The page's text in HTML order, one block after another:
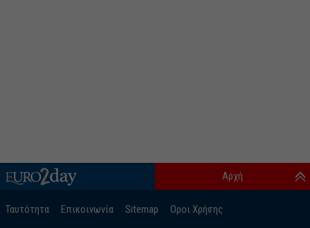
Ταυτότητα Επικοινωνία Sitemap Οροι Χρήσης
Αρχή